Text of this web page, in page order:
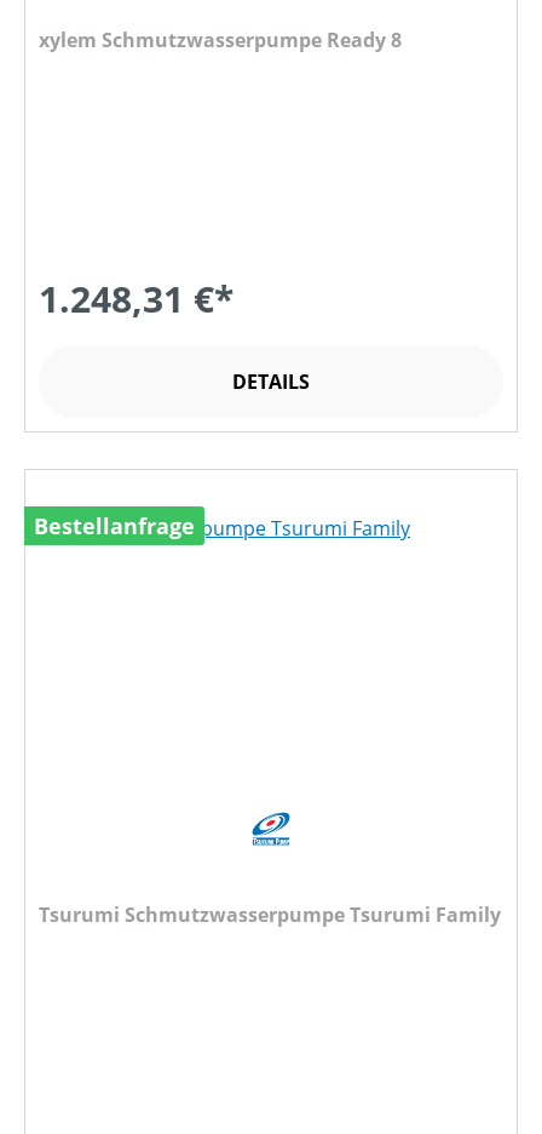
xylem Schmutzwasserpumpe Ready 8
1.248,31 €*
DETAILS
Bestellanfrage
Tsurumi Schmutzwasserpumpe Tsurumi Family